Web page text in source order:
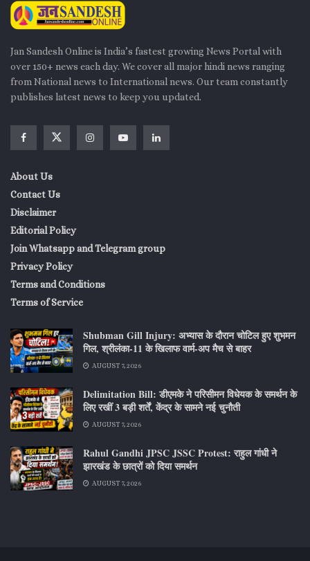
Jan Sandesh Online is India’s fastest growing News Portal with
over 150+ news each day. We cover all major hindi news ranging
from National news to International news. Our team constantly
publishes latest news to keep you updated.
About Us
Contact Us
Disclaimer
Editorial Policy
Join Whatsapp and Telegram group
Privacy Policy
Terms and Conditions
Terms of Service
Shubman Gill Injury: अभ्यास के दौरान चोटिल हुए शुभमन
गिल, श्रीलंका-11 के खिलाफ वार्म-अप मैच से बाहर
AUGUST 7, 2026
Delimitation Bill: डीएमके ने परिसीमन विधेयक के समर्थन के
लिए रखीं 3 बड़ी शर्तें, केंद्र के सामने नई चुनौती
AUGUST 7, 2026
Rahul Gandhi JPSC JSSC Protest: राहुल गांधी ने
झारखंड के छात्रों को दिया समर्थन
AUGUST 7, 2026